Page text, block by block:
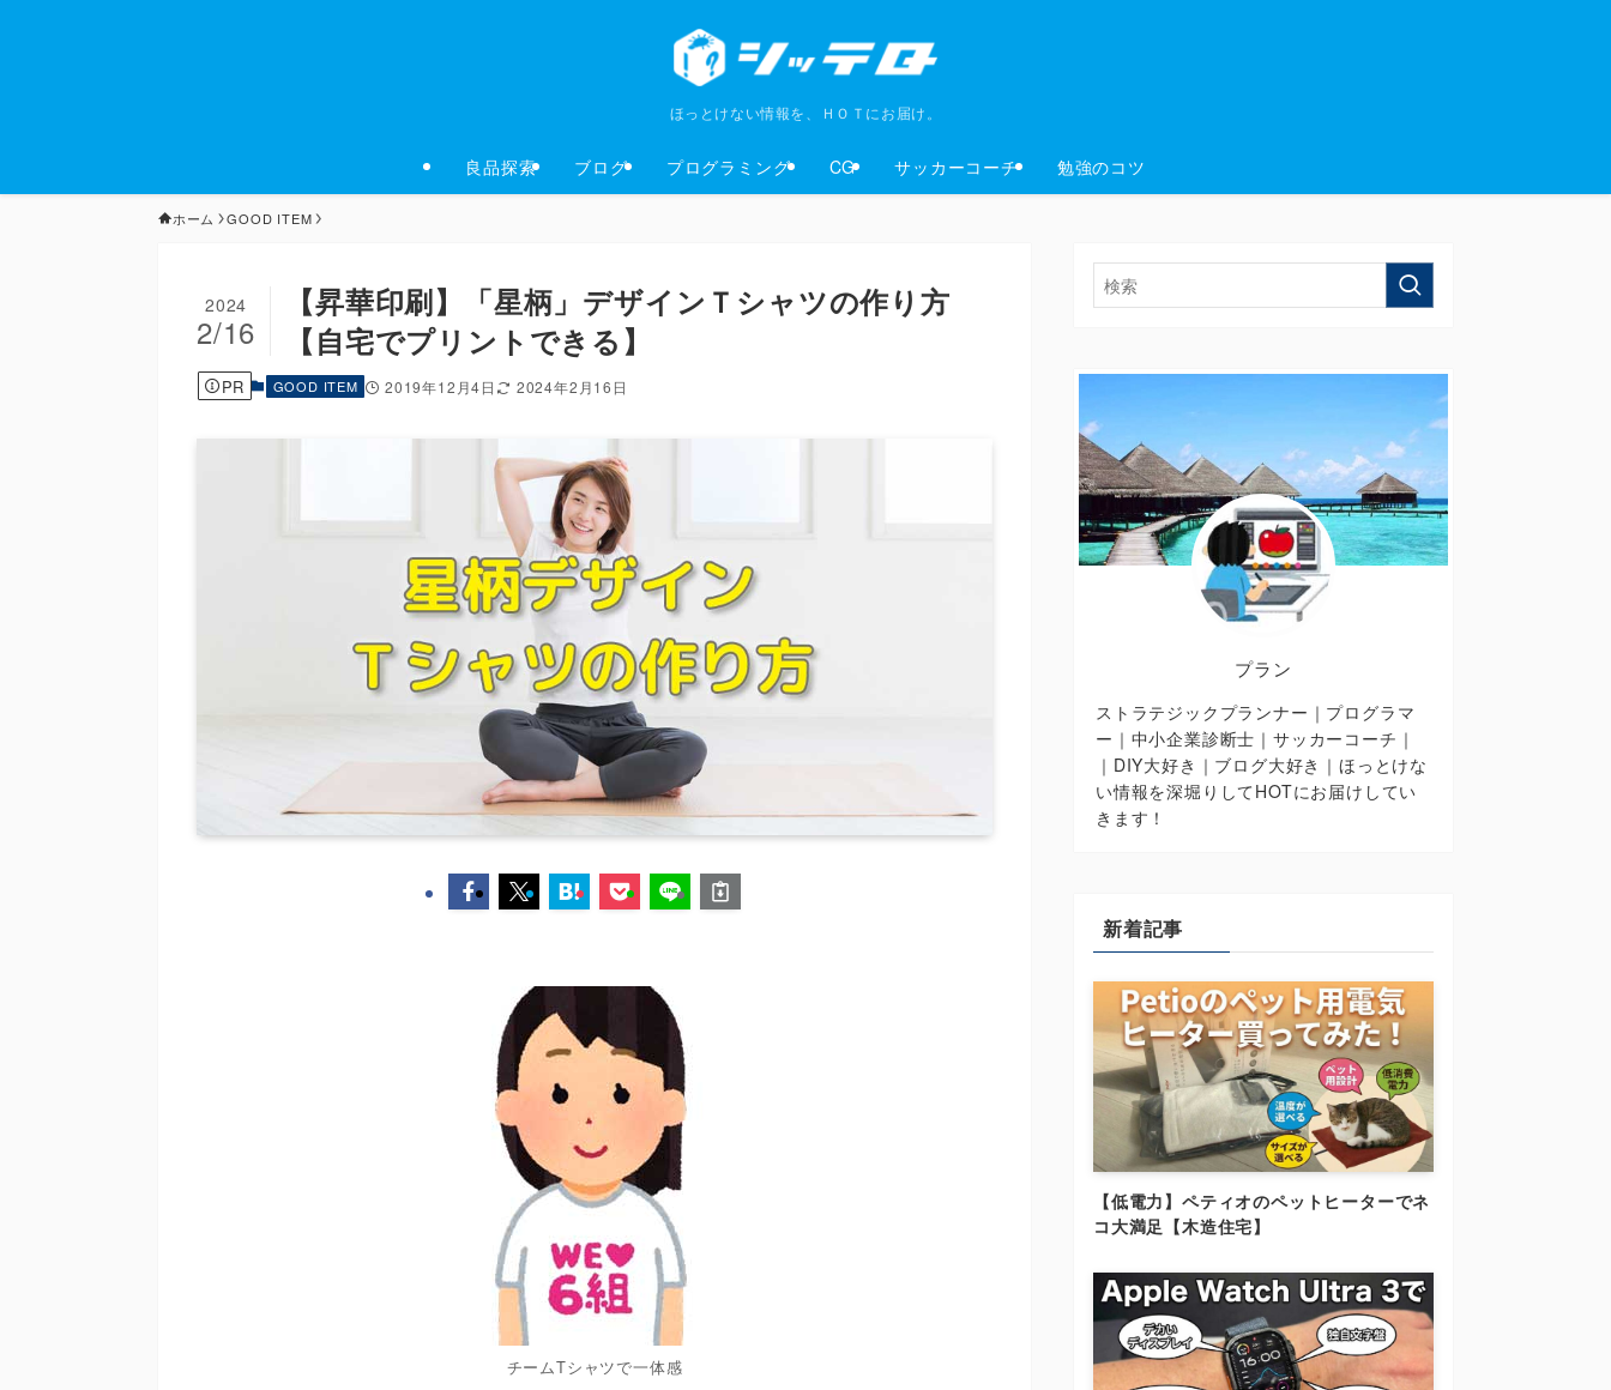
ほっとけない情報を、ＨＯＴにお届け。
良品探索 ブログ プログラミング CG サッカーコーチ 勉強のコツ
ホーム GOOD ITEM
【昇華印刷】「星柄」デザインＴシャツの作り方
【自宅でプリントできる】
2024
2/16
PR GOOD ITEM 2019年12月4日 2024年2月16日
チームTシャツで一体感
プラン
ストラテジックプランナー｜プログラマ
ー｜中小企業診断士｜サッカーコーチ｜
｜DIY大好き｜ブログ大好き｜ほっとけな
い情報を深堀りしてHOTにお届けしてい
きます！
新着記事
【低電力】ペティオのペットヒーターでネ
コ大満足【木造住宅】